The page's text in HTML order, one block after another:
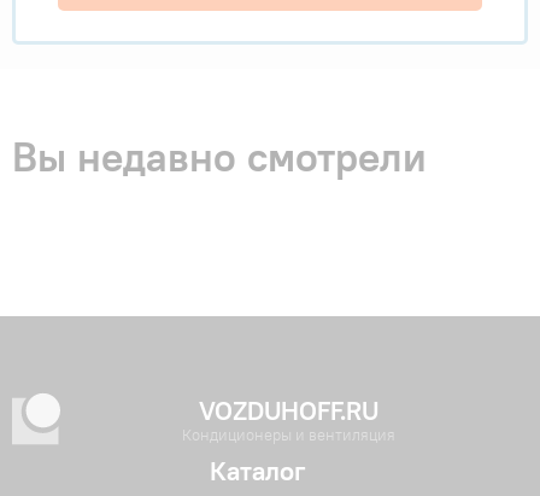
Вы недавно смотрели
VOZDUHOFF.RU
Кондиционеры и вентиляция
Каталог